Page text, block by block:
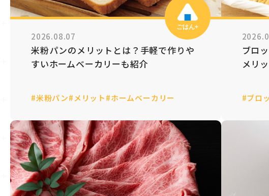
ごはん+
2026.08.07
米粉パンのメリットとは？手軽で作りや
すいホームベーカリーも紹介
#米粉パン#メリット#ホームベーカリー
ブロ
メリ
#ブロ